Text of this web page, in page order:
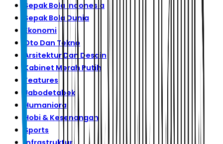
Sepak Bola Indonesia
Sepak Bola Dunia
Ekonomi
Oto Dan Tekno
Arsitektur Dan Desain
Kabinet Merah Putih
Features
Jabodetabek
Humaniora
Hobi & Kesenangan
Sports